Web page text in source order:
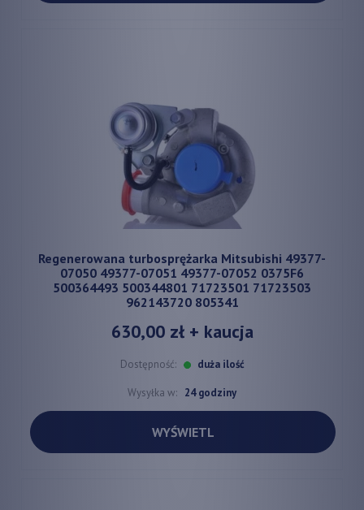
Regenerowana turbosprężarka Mitsubishi 49377-
07050 49377-07051 49377-07052 0375F6
500364493 500344801 71723501 71723503
962143720 805341
630,00 zł+ kaucja
Dostępność: duża ilość
Wysyłka w: 24 godziny
WYŚWIETL